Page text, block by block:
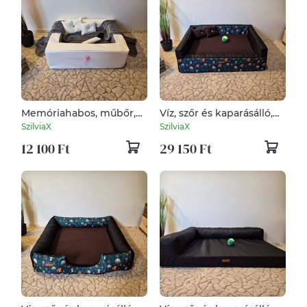
Memóriahabos, műbőr,
lehúzható és mosható
SzilviaX
12 100 Ft
Víz, szőr és kaparásálló,
lehúzható és mosható
SzilviaX
29 150 Ft